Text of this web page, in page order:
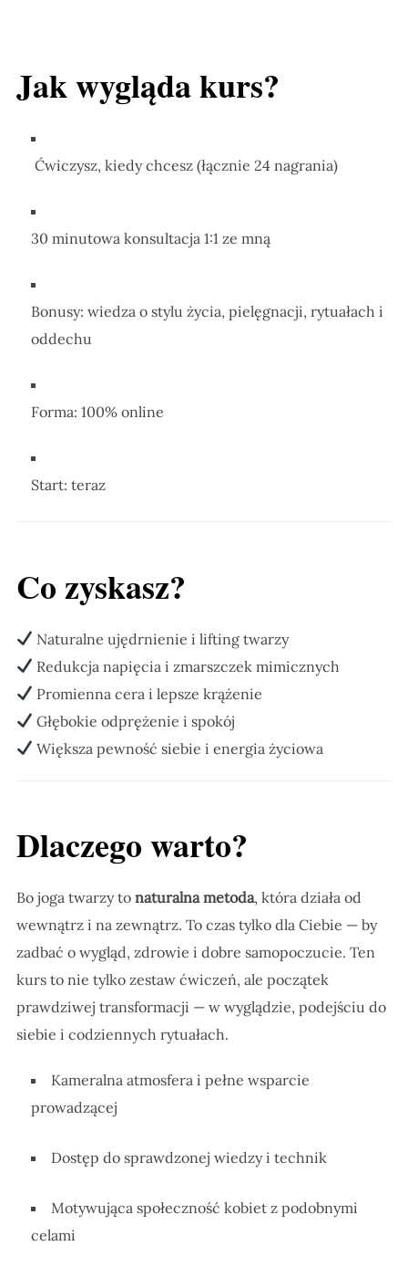
Jak wygląda kurs?
Ćwiczysz, kiedy chcesz (łącznie 24 nagrania)
30 minutowa konsultacja 1:1 ze mną
Bonusy: wiedza o stylu życia, pielęgnacji, rytuałach i
oddechu
Forma: 100% online
Start: teraz
Co zyskasz?
Naturalne ujędrnienie i lifting twarzy
Redukcja napięcia i zmarszczek mimicznych
Promienna cera i lepsze krążenie
Głębokie odprężenie i spokój
Większa pewność siebie i energia życiowa
Dlaczego warto?
Bo joga twarzy to naturalna metoda, która działa od
wewnątrz i na zewnątrz. To czas tylko dla Ciebie — by
zadbać o wygląd, zdrowie i dobre samopoczucie. Ten
kurs to nie tylko zestaw ćwiczeń, ale początek
prawdziwej transformacji — w wyglądzie, podejściu do
siebie i codziennych rytuałach.
Kameralna atmosfera i pełne wsparcie
prowadzącej
Dostęp do sprawdzonej wiedzy i technik
Motywująca społeczność kobiet z podobnymi
celami